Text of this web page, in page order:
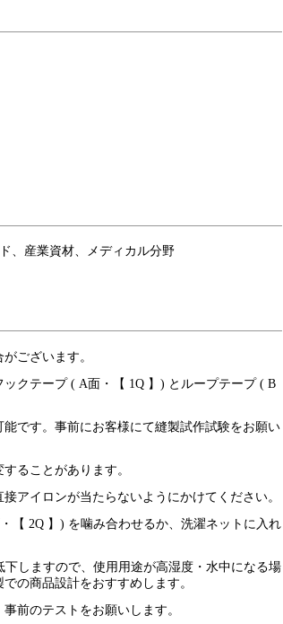
、産業資材、メディカル分野
ございます。
クテープ ( A面・【 1Q 】) とループテープ ( B
です。事前にお客様にて縫製試作試験をお願い
ることがあります。
アイロンが当たらないようにかけてください。
【 2Q 】) を噛み合わせるか、洗濯ネットに入れ
しますので、使用用途が高湿度・水中になる場
の商品設計をおすすめします。
前のテストをお願いします。